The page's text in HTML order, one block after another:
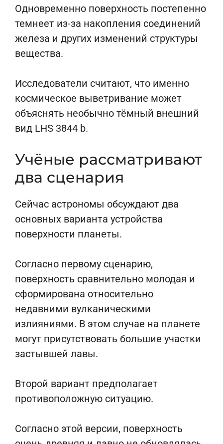
Одновременно поверхность постепенно
темнеет из-за накопления соединений
железа и других изменений структуры
вещества.
Исследователи считают, что именно
космическое выветривание может
объяснять необычно тёмный внешний
вид LHS 3844 b.
Учёные рассматривают
два сценария
Сейчас астрономы обсуждают два
основных варианта устройства
поверхности планеты.
Согласно первому сценарию,
поверхность сравнительно молодая и
сформирована относительно
недавними вулканическими
излияниями. В этом случае на планете
могут присутствовать большие участки
застывшей лавы.
Второй вариант предполагает
противоположную ситуацию.
Согласно этой версии, поверхность